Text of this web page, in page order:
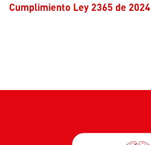
Cumplimiento Ley 2365 de 2024